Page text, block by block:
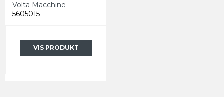
Volta Macchine
5605015
VIS PRODUKT